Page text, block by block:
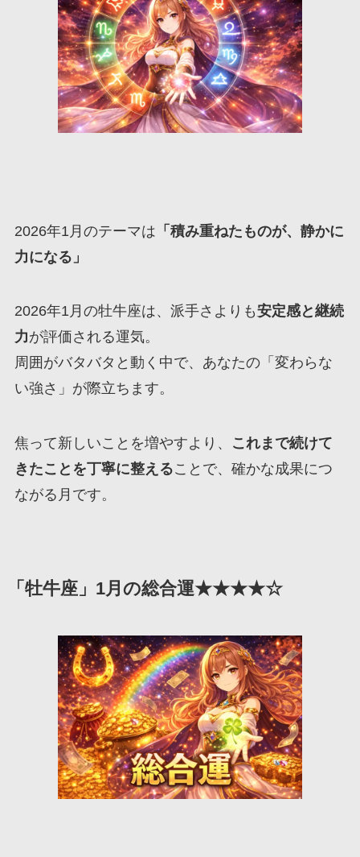
2026年1月のテーマは 「積み重ねたものが、静かに
力になる」
2026年1月の牡牛座は、派手さよりも安定感と継続
力が評価される運気。
周囲がバタバタと動く中で、あなたの「変わらな
い強さ」が際立ちます。
焦って新しいことを増やすより、
これまで続けて
きたことを丁寧に整えることで、確かな成果につ
ながる月です。
「牡牛座」1月の総合運★★★★☆